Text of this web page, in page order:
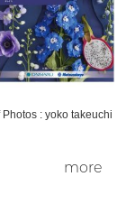
: yoko takeuchi
more